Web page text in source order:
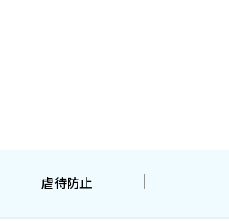
虐待防止